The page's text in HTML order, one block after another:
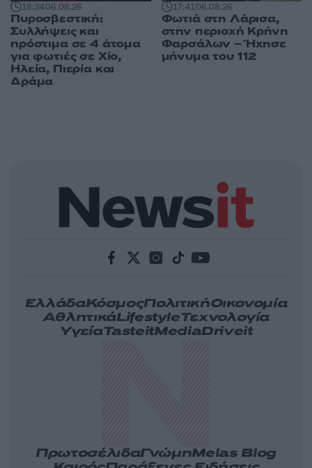
18:3406.08.26
Πυροσβεστική:
Συλλήψεις και
πρόστιμα σε 4 άτομα
για φωτιές σε Χίο,
Ηλεία, Πιερία και
Δράμα
17:4106.08.26
Φωτιά στη Λάρισα,
στην περιοχή Κρήνη
Φαρσάλων – Ήχησε
μήνυμα του 112
ΕλλάδαΚόσμοςΠολιτικήΟικονομία
ΑθλητικάLifestyleΤεχνολογία
ΥγείαTasteitMediaDriveit
ΠρωτοσέλιδαΓνώμηMelas Blog